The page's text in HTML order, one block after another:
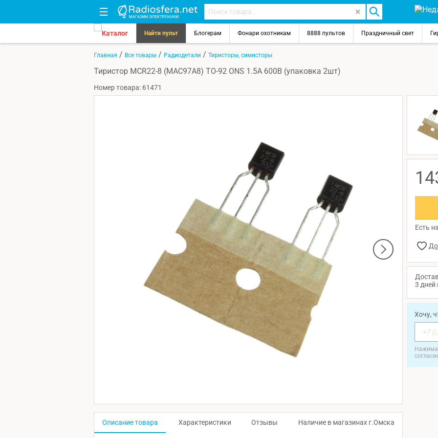
Каталог Найти пульт Блогерам Фонари охотникам 8888 пультов Праздничный свет
Главная / Все товары / Радиодетали / Тиристоры, симисторы
Тиристор MCR22-8 (MAC97A8) TO-92 ONS 1.5А 600В (упаковка 2шт)
Номер товара: 61471
Есть
3 дней
Хочу,
Описание товара Характеристики Отзывы Наличие в магазинах г.Омска